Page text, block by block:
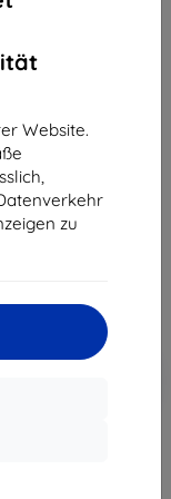
Website.
zu
Folie, 3
In den